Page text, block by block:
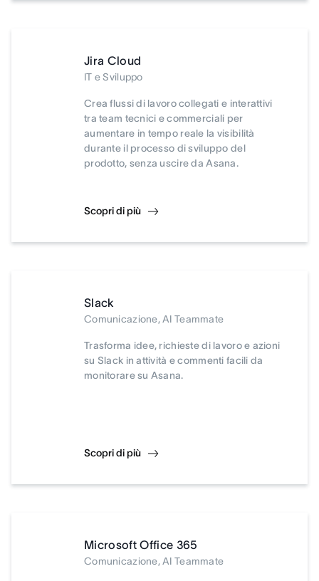
Jira Cloud
IT e Sviluppo
Crea flussi di lavoro collegati e interattivi
tra team tecnici e commerciali per
aumentare in tempo reale la visibilità
durante il processo di sviluppo del
prodotto, senza uscire da Asana.
Scopri di più
Slack
Comunicazione, AI Teammate
Trasforma idee, richieste di lavoro e azioni
su Slack in attività e commenti facili da
monitorare su Asana.
Scopri di più
Microsoft Office 365
Comunicazione, AI Teammate